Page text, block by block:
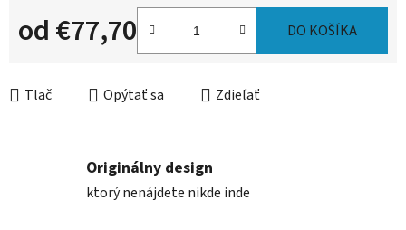
od€77,70 DO KOŠÍKA
Tlač Opýtať sa Zdieľať
Originálny design
ktorý nenájdete nikde inde